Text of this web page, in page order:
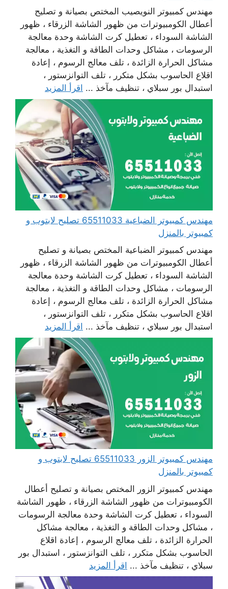
مهندس كمبيوتر النويصيب المختص بصيانة و تصليح
أعطال الكومبيوترات من ظهور الشاشة الزرقاء ، ظهور
الشاشة السوداء ، تعطيل كرت الشاشة وحدة معالجة
الرسومات ، مشاكل وحدات الطاقة و التغذية ، معالجة
مشاكل الحرارة الزائدة ، تلف معالج الرسوم ، إعادة
اقلاع الحاسوب بشكل متكرر ، تلف التوانزستور ،
استبدال بور سبلاي ، تنظيف مآخذ ... اقرأ المزيد
مهندس كمبيوتر الضباعية 65511033 تصليح لابتوب و
كمبيوتر بالمنزل
مهندس كمبيوتر الضباعية المختص بصيانة و تصليح
أعطال الكومبيوترات من ظهور الشاشة الزرقاء ، ظهور
الشاشة السوداء ، تعطيل كرت الشاشة وحدة معالجة
الرسومات ، مشاكل وحدات الطاقة و التغذية ، معالجة
مشاكل الحرارة الزائدة ، تلف معالج الرسوم ، إعادة
اقلاع الحاسوب بشكل متكرر ، تلف التوانزستور ،
استبدال بور سبلاي ، تنظيف مآخذ ... اقرأ المزيد
مهندس كمبيوتر الزور 65511033 تصليح لابتوب و
كمبيوتر بالمنزل
مهندس كمبيوتر الزور المختص بصيانة و تصليح أعطال
الكومبيوترات من ظهور الشاشة الزرقاء ، ظهور الشاشة
السوداء ، تعطيل كرت الشاشة وحدة معالجة الرسومات
، مشاكل وحدات الطاقة و التغذية ، معالجة مشاكل
الحرارة الزائدة ، تلف معالج الرسوم ، إعادة اقلاع
الحاسوب بشكل متكرر ، تلف التوانزستور ، استبدال بور
سبلاي ، تنظيف مآخذ ... اقرأ المزيد